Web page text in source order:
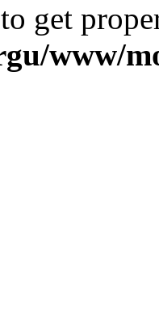
get
www/